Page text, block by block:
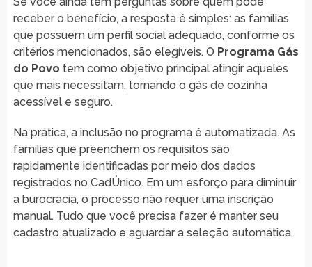
receber o benefício, a resposta é simples: as famílias
que possuem um perfil social adequado, conforme os
critérios mencionados, são elegíveis. O Programa Gás
do Povo tem como objetivo principal atingir aqueles
que mais necessitam, tornando o gás de cozinha
acessível e seguro.
Na prática, a inclusão no programa é automatizada. As
famílias que preenchem os requisitos são
rapidamente identificadas por meio dos dados
registrados no CadÚnico. Em um esforço para diminuir
a burocracia, o processo não requer uma inscrição
manual. Tudo que você precisa fazer é manter seu
cadastro atualizado e aguardar a seleção automática.